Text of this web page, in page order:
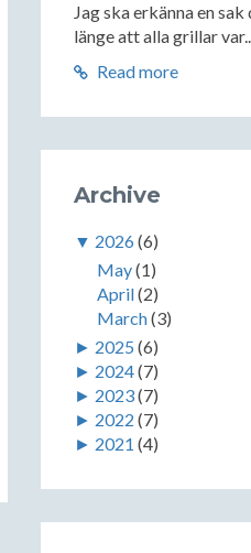
Jag ska erkänna en
länge att alla grillar
Read more
Archive
▼ 2026(6)
May(1)
April(2)
March(3)
► 2025 (6)
► 2024(7)
► 2023(7)
► 2022 (7)
► 2021 (4)